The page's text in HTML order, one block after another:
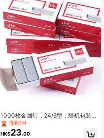
1000枚金属钉，24/6型，随机包装，
强力24/6型，通用钉子，适用于返校
季、开学季和学习用品，1盒
僅剩1件
HK$23.00